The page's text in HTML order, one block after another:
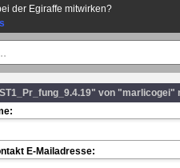
der Egiraffe mitwirken?
von "marlicogei"
E-Mailadresse: